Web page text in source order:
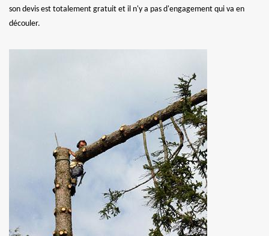
son devis est totalement gratuit et il n'y a pas d'engagement qui va en
découler.